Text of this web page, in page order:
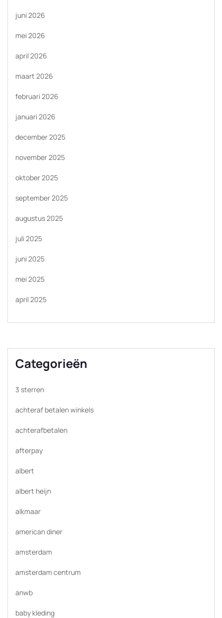
juni 2026
mei 2026
april 2026
maart 2026
februari 2026
januari 2026
december 2025
november 2025
oktober 2025
september 2025
augustus 2025
juli 2025
juni 2025
mei 2025
april 2025
Categorieën
3 sterren
achteraf betalen winkels
achterafbetalen
afterpay
albert
albert heijn
alkmaar
american diner
amsterdam
amsterdam centrum
anwb
baby kleding